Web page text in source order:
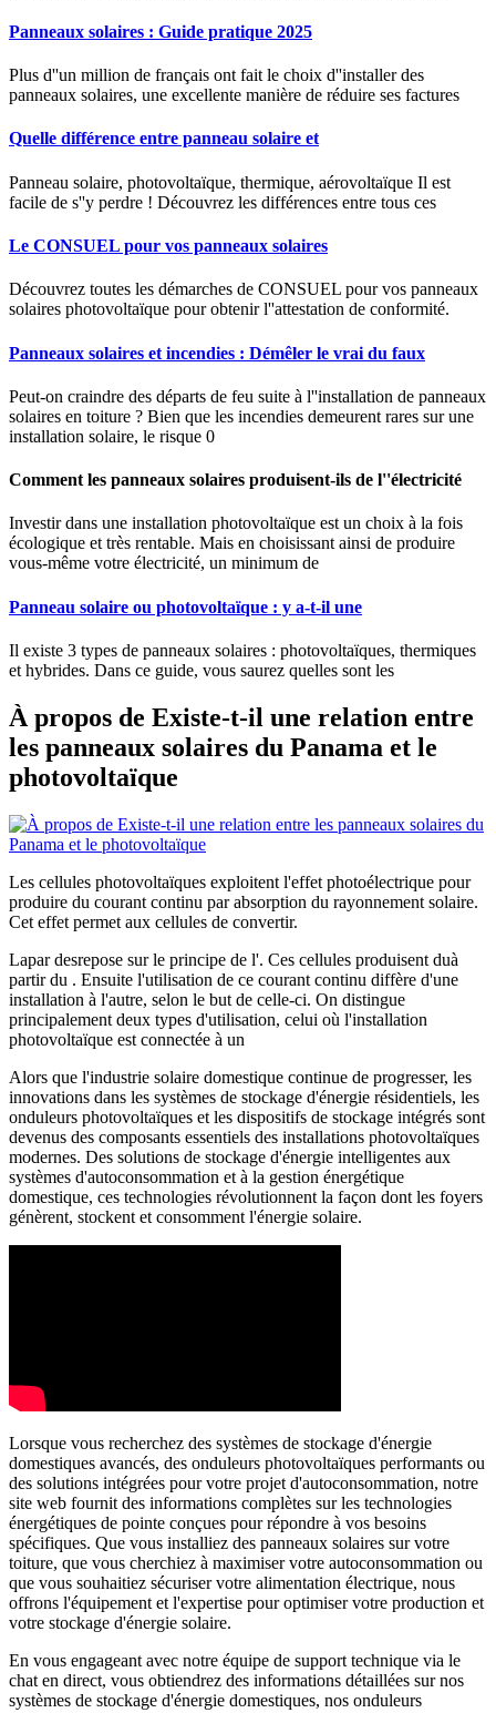
Panneaux solaires : Guide pratique 2025
Plus d''un million de français ont fait le choix d''installer des
panneaux solaires, une excellente manière de réduire ses factures
Quelle différence entre panneau solaire et
Panneau solaire, photovoltaïque, thermique, aérovoltaïque Il est
facile de s''y perdre ! Découvrez les différences entre tous ces
Le CONSUEL pour vos panneaux solaires
Découvrez toutes les démarches de CONSUEL pour vos panneaux
solaires photovoltaïque pour obtenir l''attestation de conformité.
Panneaux solaires et incendies : Démêler le vrai du faux
Peut-on craindre des départs de feu suite à l''installation de panneaux
solaires en toiture ? Bien que les incendies demeurent rares sur une
installation solaire, le risque 0
Comment les panneaux solaires produisent-ils de l''électricité
Investir dans une installation photovoltaïque est un choix à la fois
écologique et très rentable. Mais en choisissant ainsi de produire
vous-même votre électricité, un minimum de
Panneau solaire ou photovoltaïque : y a-t-il une
Il existe 3 types de panneaux solaires : photovoltaïques, thermiques
et hybrides. Dans ce guide, vous saurez quelles sont les
À propos de Existe-t-il une relation entre
les panneaux solaires du Panama et le
photovoltaïque
Les cellules photovoltaïques exploitent l'effet photoélectrique pour
produire du courant continu par absorption du rayonnement solaire.
Cet effet permet aux cellules de convertir.
Lapar desrepose sur le principe de l'. Ces cellules produisent duà
partir du . Ensuite l'utilisation de ce courant continu diffère d'une
installation à l'autre, selon le but de celle-ci. On distingue
principalement deux types d'utilisation, celui où l'installation
photovoltaïque est connectée à un
Alors que l'industrie solaire domestique continue de progresser, les
innovations dans les systèmes de stockage d'énergie résidentiels, les
onduleurs photovoltaïques et les dispositifs de stockage intégrés sont
devenus des composants essentiels des installations photovoltaïques
modernes. Des solutions de stockage d'énergie intelligentes aux
systèmes d'autoconsommation et à la gestion énergétique
domestique, ces technologies révolutionnent la façon dont les foyers
génèrent, stockent et consomment l'énergie solaire.
Lorsque vous recherchez des systèmes de stockage d'énergie
domestiques avancés, des onduleurs photovoltaïques performants ou
des solutions intégrées pour votre projet d'autoconsommation, notre
site web fournit des informations complètes sur les technologies
énergétiques de pointe conçues pour répondre à vos besoins
spécifiques. Que vous installiez des panneaux solaires sur votre
toiture, que vous cherchiez à maximiser votre autoconsommation ou
que vous souhaitiez sécuriser votre alimentation électrique, nous
offrons l'équipement et l'expertise pour optimiser votre production et
votre stockage d'énergie solaire.
En vous engageant avec notre équipe de support technique via le
chat en direct, vous obtiendrez des informations détaillées sur nos
systèmes de stockage d'énergie domestiques, nos onduleurs